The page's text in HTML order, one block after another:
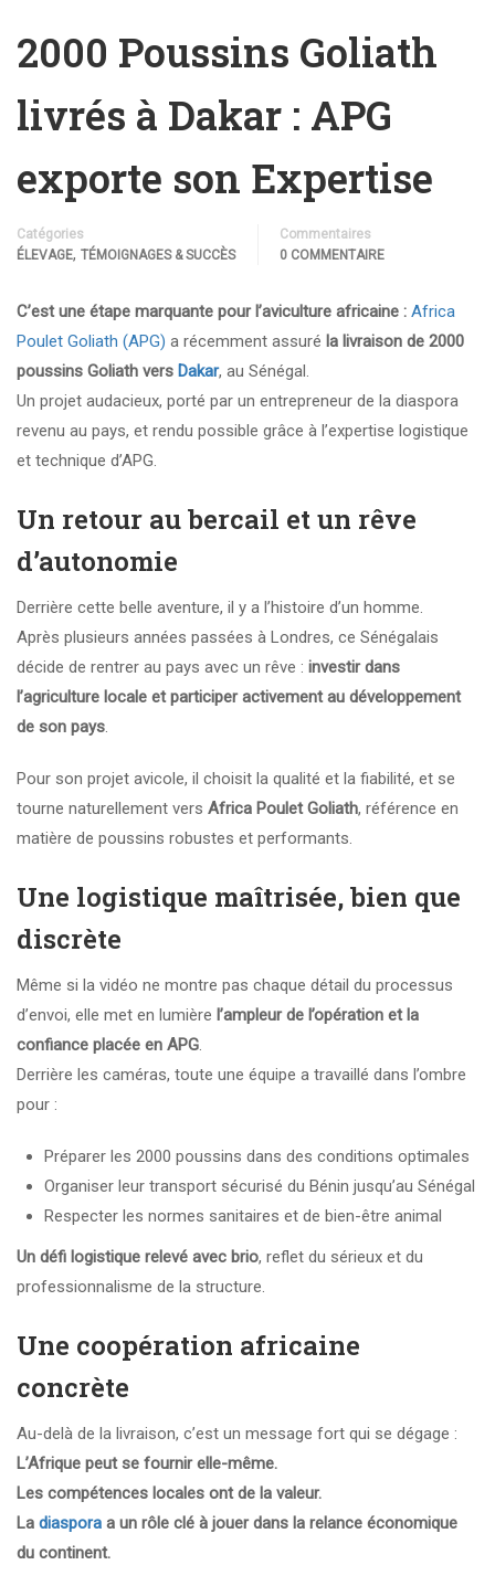
2000 Poussins Goliath
livrés à Dakar : APG
exporte son Expertise
Catégories
ÉLEVAGE, TÉMOIGNAGES & SUCCÈS
Commentaires
0 COMMENTAIRE
C’est une étape marquante pour l’aviculture africaine : Africa
Poulet Goliath (APG) a récemment assuré la livraison de 2000
poussins Goliath vers Dakar, au Sénégal.
Un projet audacieux, porté par un entrepreneur de la diaspora
revenu au pays, et rendu possible grâce à l’expertise logistique
et technique d’APG.
Un retour au bercail et un rêve
d’autonomie
Derrière cette belle aventure, il y a l’histoire d’un homme.
Après plusieurs années passées à Londres, ce Sénégalais
décide de rentrer au pays avec un rêve : investir dans
l’agriculture locale et participer activement au développement
de son pays.
Pour son projet avicole, il choisit la qualité et la fiabilité, et se
tourne naturellement vers Africa Poulet Goliath, référence en
matière de poussins robustes et performants.
Une logistique maîtrisée, bien que
discrète
Même si la vidéo ne montre pas chaque détail du processus
d’envoi, elle met en lumière l’ampleur de l’opération et la
confiance placée en APG.
Derrière les caméras, toute une équipe a travaillé dans l’ombre
pour :
Préparer les 2000 poussins dans des conditions optimales
Organiser leur transport sécurisé du Bénin jusqu’au Sénégal
Respecter les normes sanitaires et de bien-être animal
Un défi logistique relevé avec brio, reflet du sérieux et du
professionnalisme de la structure.
Une coopération africaine
concrète
Au-delà de la livraison, c’est un message fort qui se dégage :
L’Afrique peut se fournir elle-même.
Les compétences locales ont de la valeur.
La diaspora a un rôle clé à jouer dans la relance économique
du continent.